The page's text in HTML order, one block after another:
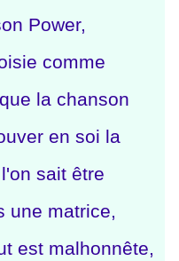
Power,
comme
la chanson
en soi la
sait être
une matrice,
est malhonnête,